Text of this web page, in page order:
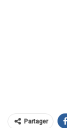
Partager